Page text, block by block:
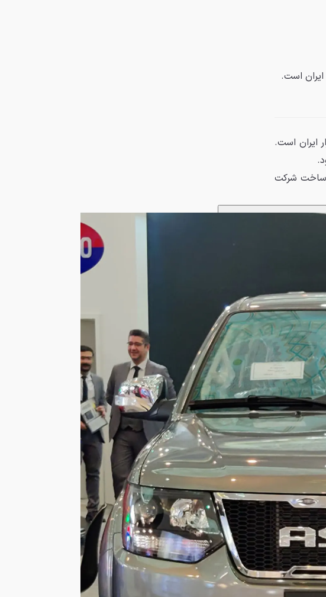
است.
ایران است.
وانت پیکاپ، ساخت شرکت